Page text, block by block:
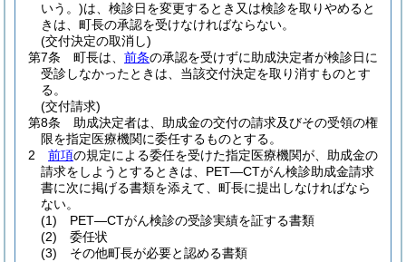
いう。)は、検診日を変更するとき又は検診を取りやめると
きは、町長の承認を受けなければならない。
(交付決定の取消し)
第7条
町長は、 前条の承認を受けずに助成決定者が検診日に
受診しなかったときは、当該交付決定を取り消すものとす
る。
(交付請求)
第8条
助成決定者は、助成金の交付の請求及びその受領の権
限を指定医療機関に委任するものとする。
2
前項の規定による委任を受けた指定医療機関が、助成金の
請求をしようとするときは、PET―CTがん検診助成金請求
書に次に掲げる書類を添えて、町長に提出しなければなら
ない。
(1)
PET―CTがん検診の受診実績を証する書類
(2)
委任状
(3)
その他町長が必要と認める書類